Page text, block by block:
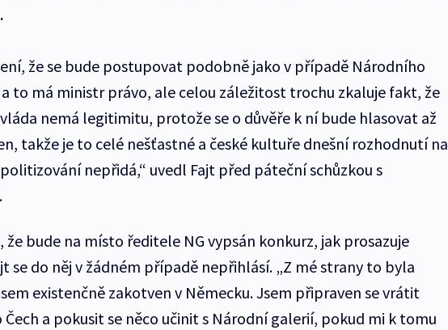
že se bude postupovat podobně jako v případě Národního
to má ministr právo, ale celou záležitost trochu zkaluje fakt, že
nemá legitimitu, protože se o důvěře k ní bude hlasovat až
takže je to celé nešťastné a české kultuře dnešní rozhodnutí na
nepřidá,“ uvedl Fajt před páteční schůzkou s
že bude na místo ředitele NG vypsán konkurz, jak prosazuje
se do něj v žádném případě nepřihlásí. „Z mé strany to byla
existenčně zakotven v Německu. Jsem připraven se vrátit
a pokusit se něco učinit s Národní galerií, pokud mi k tomu